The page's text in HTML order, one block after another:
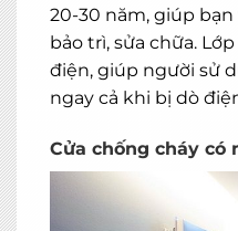
20-30 năm, giúp
bảo trì, sửa chữa.
điện, giúp người sử
ngay cả khi bị dò
Cửa chống cháy có